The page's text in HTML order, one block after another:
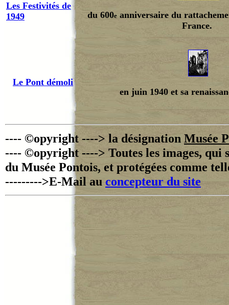
Les Festivités de
1949
du 600eanniversaire du
France.
Le Pont démoli
en juin 1940 et sa
---- ©opyright ----> la désignationMusée
---- ©opyright ----> Toutes les images, qui
du Musée Pontois, et protégées comme
--------->E-Mail au concepteur du site